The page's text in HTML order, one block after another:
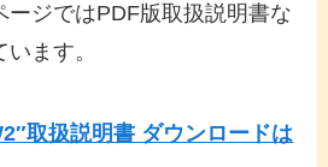
ージではPDF版取扱説明書な
ます。
取扱説明書 ダウンロードは